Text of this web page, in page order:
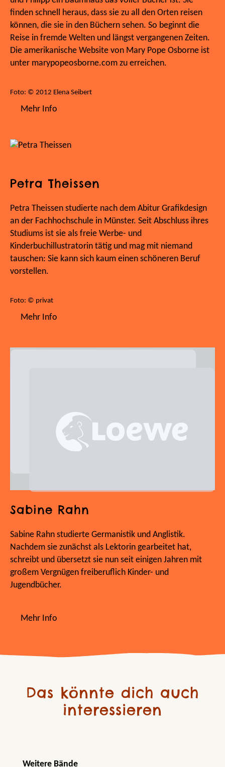
finden schnell heraus, dass sie zu all den Orten reisen
können, die sie in den Büchern sehen. So beginnt die
Reise in fremde Welten und längst vergangenen Zeiten.
Die amerikanische Website von Mary Pope Osborne ist
unter marypopeosborne.com zu erreichen.
Foto: © 2012 Elena Seibert
Mehr Info
Petra Theissen
Petra Theissen studierte nach dem Abitur Grafikdesign
an der Fachhochschule in Münster. Seit Abschluss ihres
Studiums ist sie als freie Werbe- und
Kinderbuchillustratorin tätig und mag mit niemand
tauschen: Sie kann sich kaum einen schöneren Beruf
vorstellen.
Foto: © privat
Mehr Info
Sabine Rahn
Sabine Rahn studierte Germanistik und Anglistik.
Nachdem sie zunächst als Lektorin gearbeitet hat,
schreibt und übersetzt sie nun seit einigen Jahren mit
großem Vergnügen freiberuflich Kinder- und
Jugendbücher.
Mehr Info
Das könnte dich auch
interessieren
Produktgalerie überspringen
Weitere Bände